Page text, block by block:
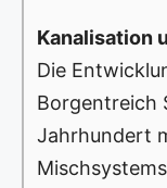
Kanalisation
Die
Borgentreich
Jahrhundert